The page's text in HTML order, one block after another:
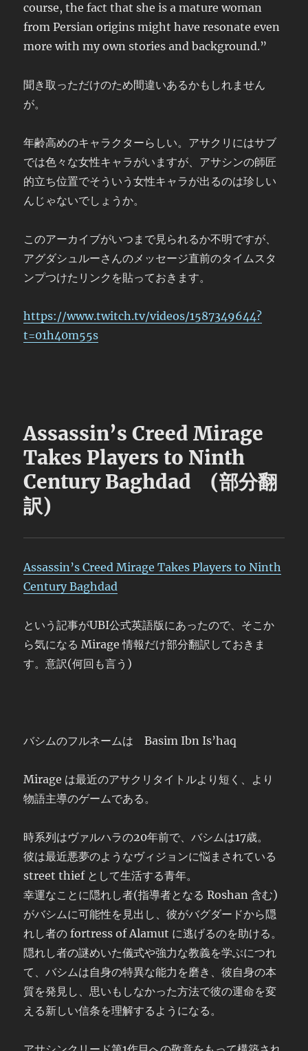
course, the fact that she is a mature woman
from Persian origins might have resonate even
more with my own stories and background.”
聞き取っただけのため間違いあるかもしれません
が。
年齢高めのキャラクターらしい。アサクリにはサブ
では色々な女性キャラがいますが、アサシンの師匠
的立ち位置でそういう女性キャラが出るのは珍しい
んじゃないでしょうか。
このアーカイブがいつまで見られるか不明ですが、
アグダシュルーさんのメッセージ直前のタイムスタ
ンプつけたリンクを貼っておきます。
https://www.twitch.tv/videos/1587349644?
t=01h40m55s
Assassin’s Creed Mirage
Takes Players to Ninth
Century Baghdad (部分翻
訳)
Assassin’s Creed Mirage Takes Players to Ninth
Century Baghdad
という記事がUBI公式英語版にあったので、そこか
ら気になる Mirage 情報だけ部分翻訳しておきま
す。意訳(何回も言う)
バシムのフルネームは Basim Ibn Is’haq
Mirage は最近のアサクリタイトルより短く、より
物語主導のゲームである。
時系列はヴァルハラの20年前で、バシムは17歳。
彼は最近悪夢のようなヴィジョンに悩まされている
street thief として生活する青年。
幸運なことに隠れし者(指導者となる Roshan 含む)
がバシムに可能性を見出し、彼がバグダードから隠
れし者の fortress of Alamut に逃げるのを助ける。
隠れし者の謎めいた儀式や強力な教義を学ぶにつれ
て、バシムは自身の特異な能力を磨き、彼自身の本
質を発見し、思いもしなかった方法で彼の運命を変
える新しい信条を理解するようになる。